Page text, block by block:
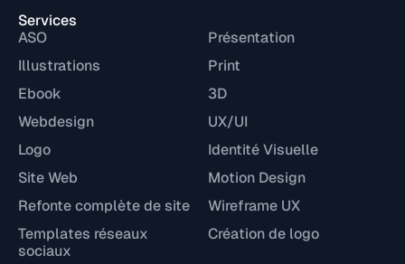
Services
ASO
Présentation
Illustrations
Print
Ebook
3D
Webdesign
UX/UI
Logo
Identité Visuelle
Site Web
Motion Design
Refonte complète de site
Wireframe UX
Templates réseaux
sociaux
Création de logo